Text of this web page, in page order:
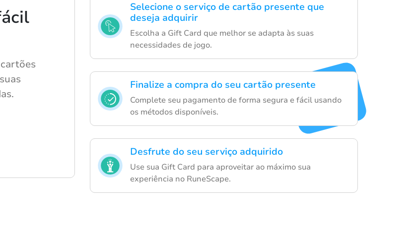
Selecione o serviço de cartão presente que
deseja adquirir
Escolha a Gift Card que melhor se adapta às suas
necessidades de jogo.
Finalize a compra do seu cartão presente
Complete seu pagamento de forma segura e fácil usando
os métodos disponíveis.
Desfrute do seu serviço adquirido
Use sua Gift Card para aproveitar ao máximo sua
experiência no RuneScape.